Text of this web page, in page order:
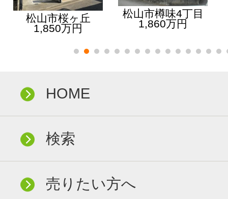
松山市桜ヶ丘
1,850万円
松山市樽味4丁目
1,860万円
HOME
検索
売りたい方へ